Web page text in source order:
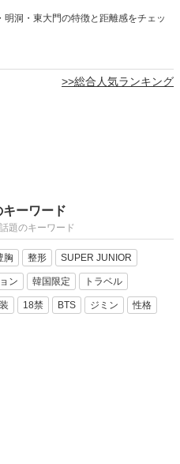
明洞・東大門の特徴と距離感をチェッ
>>総合人気ランキング
ーワード
題のキーワード
胸 整形 SUPER JUNIOR
ン 韓国限定 トラベル
18禁 BTS ジミン 性格